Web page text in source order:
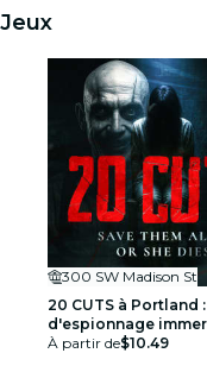
Jeux
300 SW Madison St
20 CUTS à Portland
d'espionnage
mode réalité
À partir de$10.49